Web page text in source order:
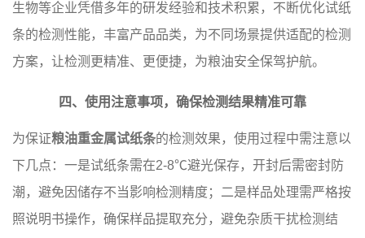
生物等企业凭借多年的研发经验和技术积累，不断优化试纸
条的检测性能，丰富产品品类，为不同场景提供适配的检测
方案，让检测更精准、更便捷，为粮油安全保驾护航。
四、使用注意事项，确保检测结果精准可靠
为保证粮油重金属试纸条的检测效果，使用过程中需注意以
下几点：一是试纸条需在2-8℃避光保存，开封后需密封防
潮，避免因储存不当影响检测精度；二是样品处理需严格按
照说明书操作，确保样品提取充分，避免杂质干扰检测结